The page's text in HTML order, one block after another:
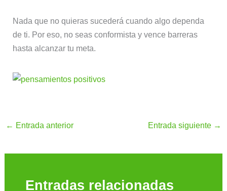
Nada que no quieras sucederá cuando algo dependa
de ti. Por eso, no seas conformista y vence barreras
hasta alcanzar tu meta.
← Entrada anterior Entrada siguiente →
Entradas relacionadas